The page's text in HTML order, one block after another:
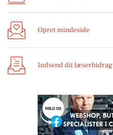
Opret mindeside
Indsend dit læserbidrag